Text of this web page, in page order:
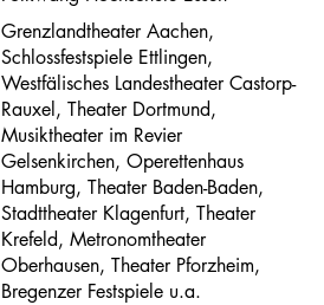
Grenzlandtheater Aachen,
Schlossfestspiele Ettlingen,
Westfälisches Landestheater Castorp-
Rauxel, Theater Dortmund,
Musiktheater im Revier
Gelsenkirchen, Operettenhaus
Hamburg, Theater Baden-Baden,
Stadttheater Klagenfurt, Theater
Krefeld, Metronomtheater
Oberhausen, Theater Pforzheim,
Bregenzer Festspiele u.a.